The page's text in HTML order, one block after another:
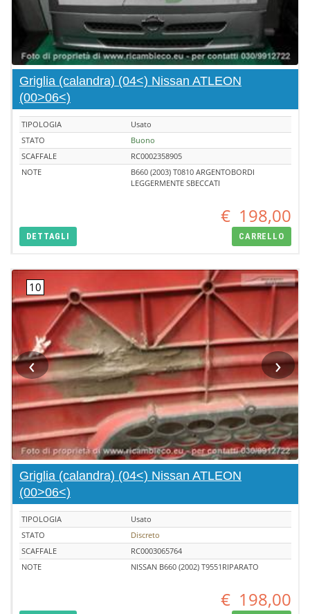
Griglia (calandra) (04<) Nissan ATLEON
(00>06<)
TIPOLOGIA
Usato
STATO
Buono
SCAFFALE
RC0002358905
NOTE
B660 (2003) T0810 ARGENTOBORDI
LEGGERMENTE SBECCATI
€ 198,00
DETTAGLI CARRELLO
‹ ›
Griglia (calandra) (04<) Nissan ATLEON
(00>06<)
TIPOLOGIA
Usato
STATO
Discreto
SCAFFALE
RC0003065764
NOTE
NISSAN B660 (2002) T9551RIPARATO
€ 198,00